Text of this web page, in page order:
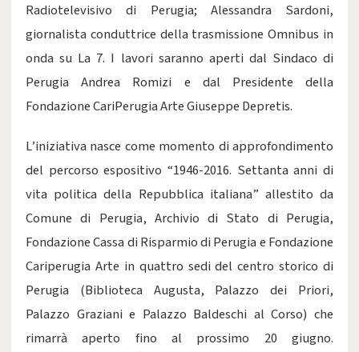
Radiotelevisivo di Perugia; Alessandra Sardoni,
giornalista conduttrice della trasmissione Omnibus in
onda su La 7. I lavori saranno aperti dal Sindaco di
Perugia Andrea Romizi e dal Presidente della
Fondazione CariPerugia Arte Giuseppe Depretis.
L’iniziativa nasce come momento di approfondimento
del percorso espositivo “1946-2016. Settanta anni di
vita politica della Repubblica italiana” allestito da
Comune di Perugia, Archivio di Stato di Perugia,
Fondazione Cassa di Risparmio di Perugia e Fondazione
Cariperugia Arte in quattro sedi del centro storico di
Perugia (Biblioteca Augusta, Palazzo dei Priori,
Palazzo Graziani e Palazzo Baldeschi al Corso) che
rimarrà aperto fino al prossimo 20 giugno.